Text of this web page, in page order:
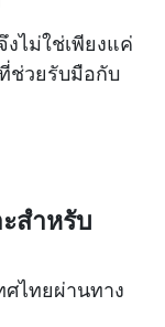
ไม่ใช่เพียงแค่
ช่วยรับมือกับ
สำหรับ
ศไทยผ่านทาง